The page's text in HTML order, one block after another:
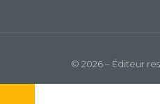
© 2026 – Éditeur